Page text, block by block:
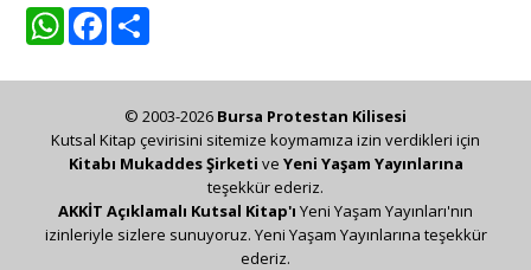
WhatsAppFacebook
© 2003-2026 Bursa Protestan Kilisesi
Kutsal Kitap çevirisini sitemize koymamıza izin verdikleri için
Kitabı Mukaddes Şirketi ve Yeni Yaşam Yayınlarına
teşekkür ederiz.
AKKİT Açıklamalı Kutsal Kitap'ı Yeni Yaşam Yayınları'nın
izinleriyle sizlere sunuyoruz. Yeni Yaşam Yayınlarına teşekkür
ederiz.